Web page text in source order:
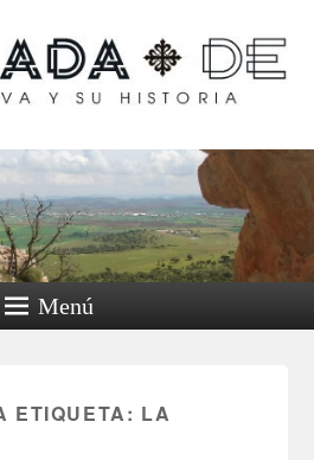
Calatrava y
historia
Menú
ETIQUETA: LA